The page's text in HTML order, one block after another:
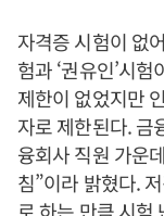
자격증 시험이 없
험과 ‘권유인’시
제한이 없었지만
자로 제한된다. 금
융회사 직원 가운
침”이라 밝혔다.